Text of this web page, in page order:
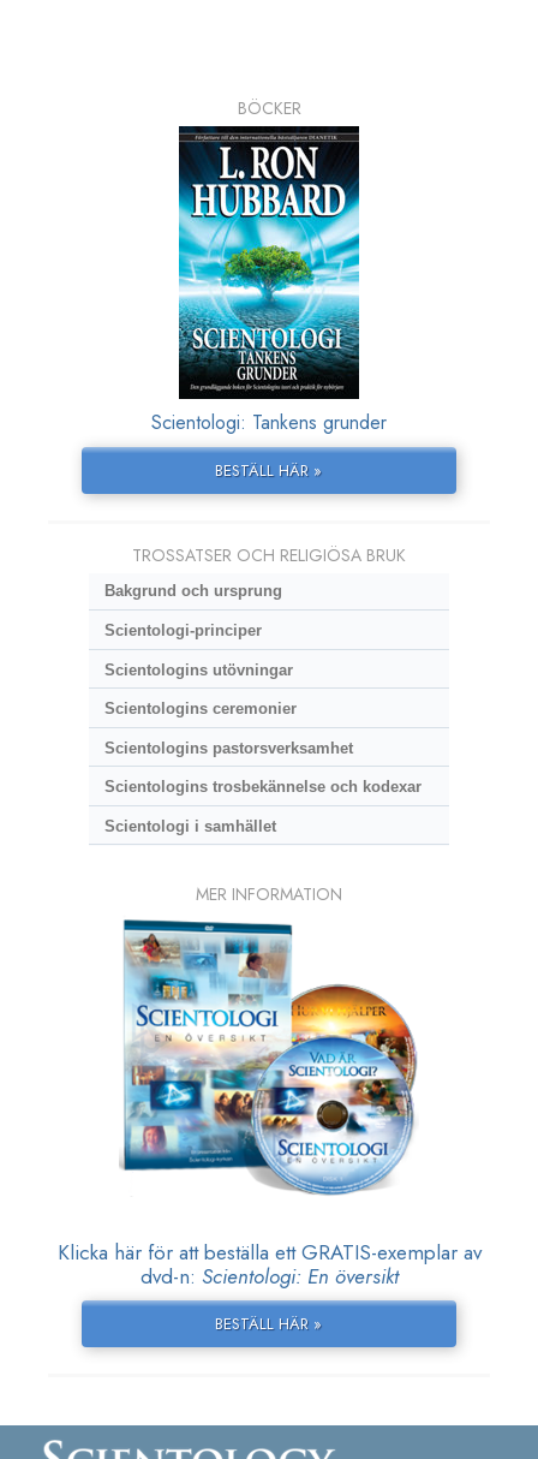
BÖCKER
Scientologi: Tankens grunder
BESTÄLL HÄR »
TROSSATSER OCH RELIGIÖSA BRUK
Bakgrund och ursprung
Scientologi-principer
Scientologins utövningar
Scientologins ceremonier
Scientologins pastorsverksamhet
Scientologins trosbekännelse och kodexar
Scientologi i samhället
MER INFORMATION
Klicka här för att beställa ett GRATIS-exemplar av
dvd-n: Scientologi: En översikt
BESTÄLL HÄR »